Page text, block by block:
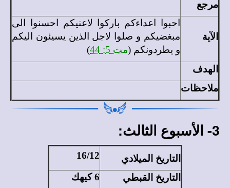
مرجع
الآية
احبوا
اعداءكم باركوا لاعنيكم احسنوا الى
مبغضيكم و صلوا لاجل الذين يسيئون اليكم
و يطردونكم (مت 5: 44 )
الهدف
ملاحظات
3- الأسبوع الثالث:
التاريخ الميلادي 16/12
التاريخ القبطي 6 كيهك